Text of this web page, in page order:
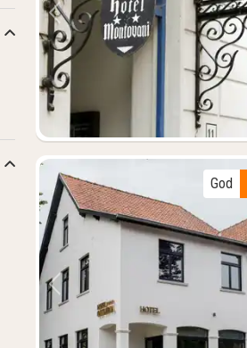
Forrige bilde
Forrige bilde
God